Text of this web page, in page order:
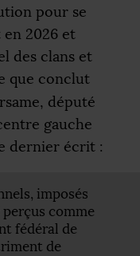
pour se
2026 et
des clans et
que conclut
député
gauche
dernier écrit :
imposés
comme
fédéral de
de